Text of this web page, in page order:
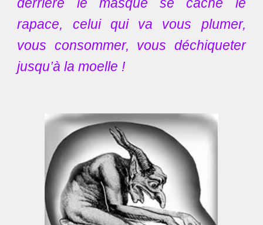
rapace, celui qui va vous plumer,
vous consommer, vous déchiqueter
jusqu’à la moelle !